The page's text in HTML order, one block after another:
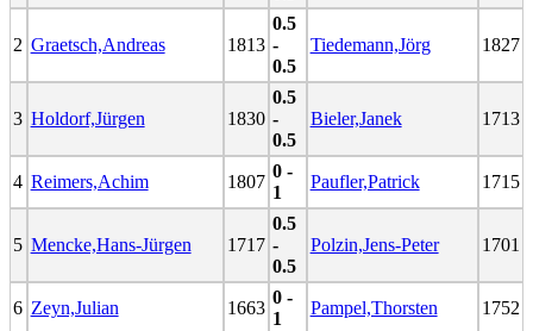
2 Graetsch,Andreas 1813
0.5
-
0.5
Tiedemann,Jörg 1827
3 Holdorf,Jürgen 1830
0.5
-
0.5
Bieler,Janek 1713
4 Reimers,Achim 1807
0 -
1
Paufler,Patrick 1715
5 Mencke,Hans-Jürgen 1717
0.5
-
0.5
Polzin,Jens-Peter 1701
6 Zeyn,Julian 1663
0 -
1
Pampel,Thorsten 1752